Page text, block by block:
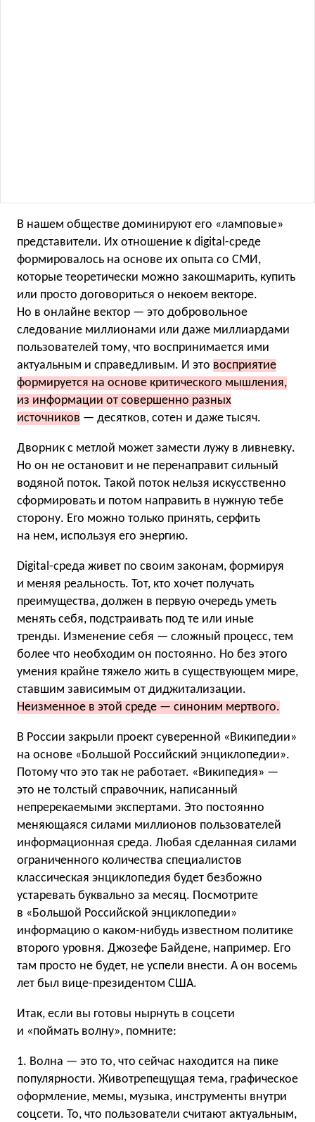
В нашем обществе доминируют его «ламповые»
представители. Их отношение к digital-среде
формировалось на основе их опыта со СМИ,
которые теоретически можно закошмарить, купить
или просто договориться о некоем векторе.
Но в онлайне вектор — это добровольное
следование миллионами или даже миллиардами
пользователей тому, что воспринимается ими
актуальным и справедливым. И это восприятие
формируется на основе критического мышления,
из информации от совершенно разных
источников — десятков, сотен и даже тысяч.
Дворник с метлой может замести лужу в ливневку.
Но он не остановит и не перенаправит сильный
водяной поток. Такой поток нельзя искусственно
сформировать и потом направить в нужную тебе
сторону. Его можно только принять, серфить
на нем, используя его энергию.
Digital-среда живет по своим законам, формируя
и меняя реальность. Тот, кто хочет получать
преимущества, должен в первую очередь уметь
менять себя, подстраивать под те или иные
тренды. Изменение себя — сложный процесс, тем
более что необходим он постоянно. Но без этого
умения крайне тяжело жить в существующем мире,
ставшим зависимым от диджитализации.
Неизменное в этой среде — синоним мертвого.
В России закрыли проект суверенной «Википедии»
на основе «Большой Российский энциклопедии».
Потому что это так не работает. «Википедия» —
это не толстый справочник, написанный
непререкаемыми экспертами. Это постоянно
меняющаяся силами миллионов пользователей
информационная среда. Любая сделанная силами
ограниченного количества специалистов
классическая энциклопедия будет безбожно
устаревать буквально за месяц. Посмотрите
в «Большой Российской энциклопедии»
информацию о каком-нибудь известном политике
второго уровня. Джозефе Байдене, например. Его
там просто не будет, не успели внести. А он восемь
лет был вице-президентом США.
Итак, если вы готовы нырнуть в соцсети
и «поймать волну», помните:
1. Волна — это то, что сейчас находится на пике
популярности. Животрепещущая тема, графическое
оформление, мемы, музыка, инструменты внутри
соцсети. То, что пользователи считают актуальным,